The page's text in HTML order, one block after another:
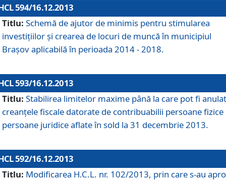
594/16.12.2013
Titlu: Schemă de ajutor de minimis pentru stimularea
investiţiilor şi crearea de locuri de muncă în municipiul
Braşov aplicabilă în perioada 2014 - 2018.
593/16.12.2013
Titlu: Stabilirea limitelor maxime până la care pot fi
creanţele fiscale datorate de contribuabilii persoane fizice
persoane juridice aflate în sold la 31 decembrie 2013.
592/16.12.2013
Titlu: Modificarea H.C.L. nr. 102/2013, prin care s-au